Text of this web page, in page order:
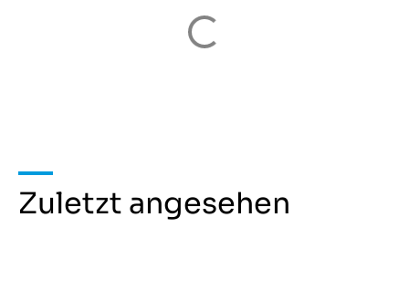
Zuletzt angesehen